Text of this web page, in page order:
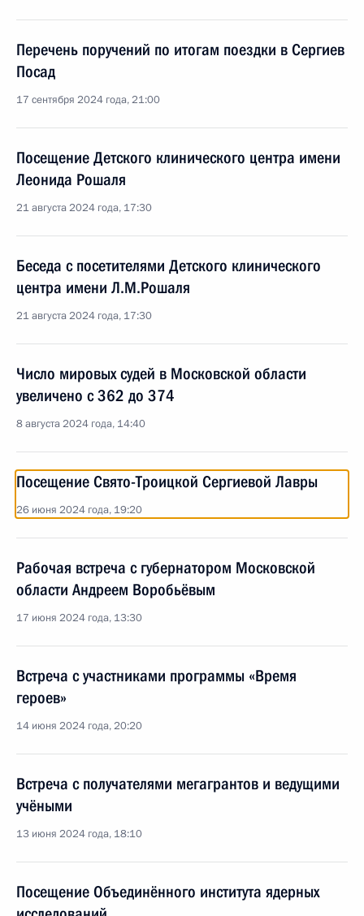
Перечень поручений по итогам поездки в Сергиев
Посад
17 сентября 2024 года, 21:00
Посещение Детского клинического центра имени
Леонида Рошаля
21 августа 2024 года, 17:30
Беседа с посетителями Детского клинического
центра имени Л.М.Рошаля
21 августа 2024 года, 17:30
Число мировых судей в Московской области
увеличено с 362 до 374
8 августа 2024 года, 14:40
Посещение Свято-Троицкой Сергиевой Лавры
26 июня 2024 года, 19:20
Рабочая встреча с губернатором Московской
области Андреем Воробьёвым
17 июня 2024 года, 13:30
Встреча с участниками программы «Время
героев»
14 июня 2024 года, 20:20
Встреча с получателями мегагрантов и ведущими
учёными
13 июня 2024 года, 18:10
Посещение Объединённого института ядерных